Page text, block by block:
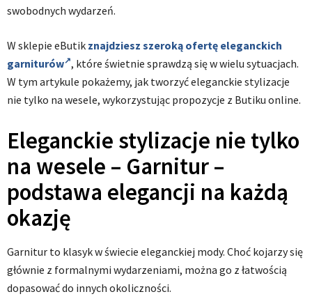
swobodnych wydarzeń.
W sklepie eButik znajdziesz szeroką ofertę eleganckich
garniturów , które świetnie sprawdzą się w wielu sytuacjach.
W tym artykule pokażemy, jak tworzyć eleganckie stylizacje
nie tylko na wesele, wykorzystując propozycje z Butiku online.
Eleganckie stylizacje nie tylko
na wesele – Garnitur –
podstawa elegancji na każdą
okazję
Garnitur to klasyk w świecie eleganckiej mody. Choć kojarzy się
głównie z formalnymi wydarzeniami, można go z łatwością
dopasować do innych okoliczności.